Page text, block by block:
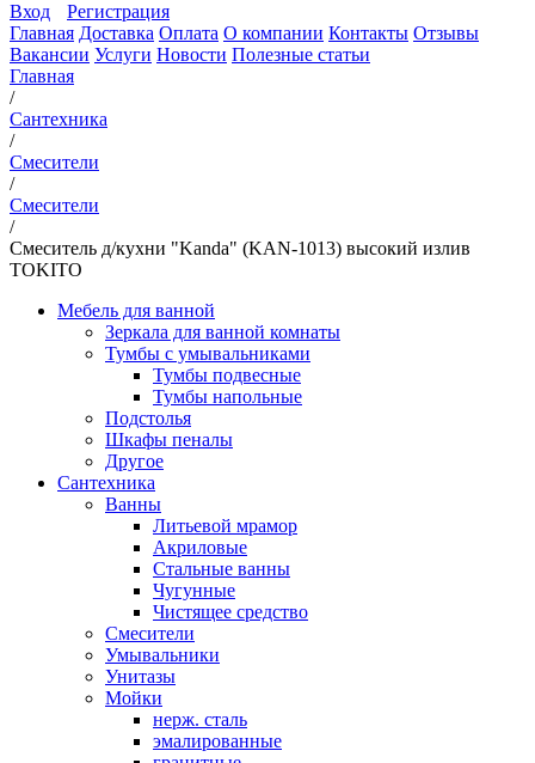
Вход
Регистрация
Главная Доставка Оплата О компании Контакты Отзывы
Вакансии Услуги Новости Полезные статьи
Главная
/
Сантехника
/
Смесители
/
Смесители
/
Смеситель д/кухни "Kanda" (KAN-1013) высокий излив
TOKITO
Мебель для ванной
Зеркала для ванной комнаты
Тумбы с умывальниками
Тумбы подвесные
Тумбы напольные
Подстолья
Шкафы пеналы
Другое
Сантехника
Ванны
Литьевой мрамор
Акриловые
Стальные ванны
Чугунные
Чистящее средство
Смесители
Умывальники
Унитазы
Мойки
нерж. сталь
эмалированные